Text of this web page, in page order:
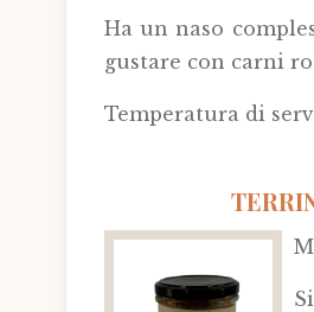
Ha un naso
gustare con carni
Temperatura di